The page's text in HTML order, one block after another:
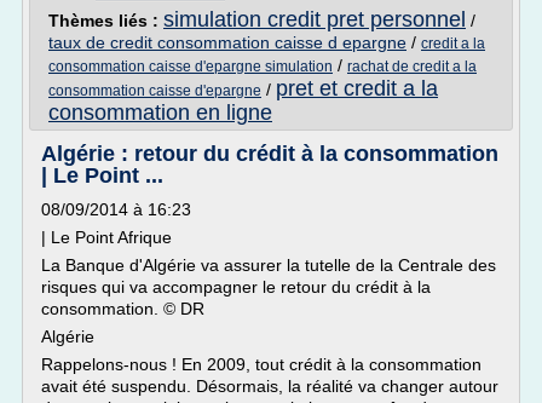
Thèmes liés : simulation credit pret personnel /
taux de credit consommation caisse d epargne / credit a la
consommation caisse d'epargne simulation / rachat de credit a la
consommation caisse d'epargne / pret et credit a la
consommation en ligne
Algérie : retour du crédit à la consommation
| Le Point ...
08/09/2014 à 16:23
| Le Point Afrique
La Banque d'Algérie va assurer la tutelle de la Centrale des
risques qui va accompagner le retour du crédit à la
consommation. © DR
Algérie
Rappelons-nous ! En 2009, tout crédit à la consommation
avait été suspendu. Désormais, la réalité va changer autour